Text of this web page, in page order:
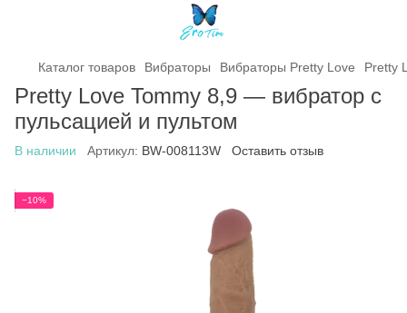
Каталог товаров Вибраторы Вибраторы Pretty Love Pretty
Pretty Love Tommy 8,9 — вибратор с
пульсацией и пультом
В наличии Артикул: BW-008113W Оставить отзыв
−10%